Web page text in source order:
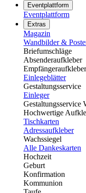
Eventplattform
Eventplattform
Extras
Magazin
Wandbilder &
Briefumschläge
Absenderaufkleber
Empfängeraufkleber
Einlegeblätter
Gestaltungsservice
Einleger
Gestaltungsservice
Hochwertige
Tischkarten
Adressaufkleber
Wachssiegel
Alle Dankeskarten
Hochzeit
Geburt
Konfirmation
Kommunion